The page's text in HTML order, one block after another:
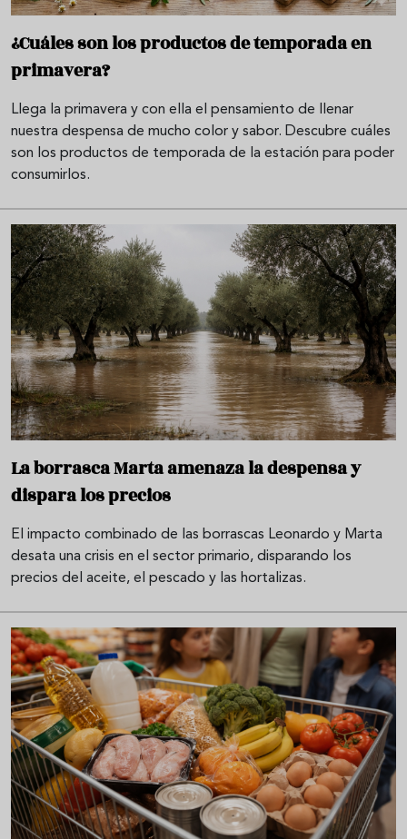
¿Cuáles son los productos de temporada en
primavera?
Llega la primavera y con ella el pensamiento de llenar
nuestra despensa de mucho color y sabor. Descubre cuáles
son los productos de temporada de la estación para poder
consumirlos.
La borrasca Marta amenaza la despensa y
dispara los precios
El impacto combinado de las borrascas Leonardo y Marta
desata una crisis en el sector primario, disparando los
precios del aceite, el pescado y las hortalizas.